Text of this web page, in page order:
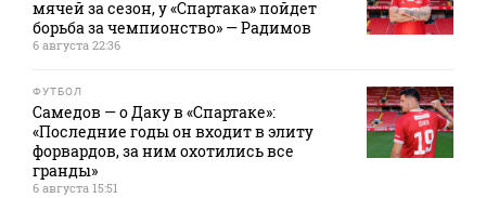
мячей за сезон, у «Спартака» пойдет
борьба за чемпионство» — Радимов
6 августа 22:36
ФУТБОЛ
Самедов — о Даку в «Спартаке»:
«Последние годы он входит в элиту
форвардов, за ним охотились все
гранды»
6 августа 15:51